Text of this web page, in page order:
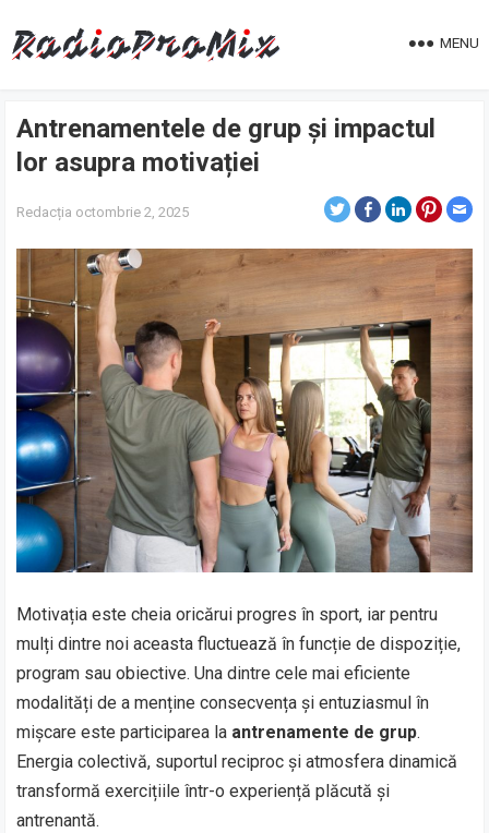
MENU
Antrenamentele de grup și impactul
lor asupra motivației
Redacția octombrie 2, 2025
Motivația este cheia oricărui progres în sport, iar pentru
mulți dintre noi aceasta fluctuează în funcție de dispoziție,
program sau obiective. Una dintre cele mai eficiente
modalități de a menține consecvența și entuziasmul în
mișcare este participarea la antrenamente de grup.
Energia colectivă, suportul reciproc și atmosfera dinamică
transformă exercițiile într-o experiență plăcută și
antrenantă.